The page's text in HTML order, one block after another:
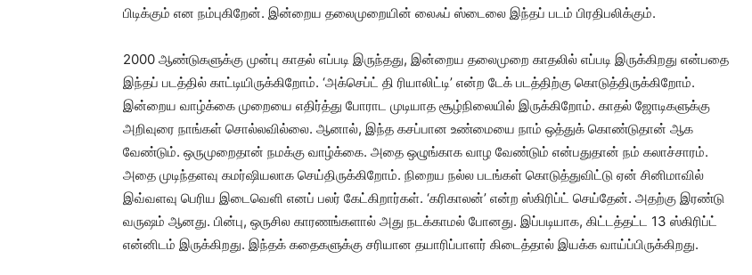
பிடிக்கும் என நம்புகிறேன். இன்றைய தலைமுறையின் லைஃப் ஸ்டைலை இந்தப் படம் பிரதிபலிக்கும்.
2000 ஆண்டுகளுக்கு முன்பு காதல் எப்படி இருந்தது, இன்றைய தலைமுறை காதலில் எப்படி இருக்கிறது என்பதை
இந்தப் படத்தில் காட்டியிருக்கிறோம். ‘அக்செப்ட் தி ரியாலிட்டி’ என்ற டேக் படத்திற்கு கொடுத்திருக்கிறோம்.
இன்றைய வாழ்க்கை முறையை எதிர்த்து போராட முடியாத சூழ்நிலையில் இருக்கிறோம். காதல் ஜோடிகளுக்கு
அறிவுரை நாங்கள் சொல்லவில்லை. ஆனால், இந்த கசப்பான உண்மையை நாம் ஒத்துக் கொண்டுதான் ஆக
வேண்டும். ஒருமுறைதான் நமக்கு வாழ்க்கை. அதை ஒழுங்காக வாழ வேண்டும் என்பதுதான் நம் கலாச்சாரம்.
அதை முடிந்தளவு கமர்ஷியலாக செய்திருக்கிறோம். நிறைய நல்ல படங்கள் கொடுத்துவிட்டு ஏன் சினிமாவில்
இவ்வளவு பெரிய இடைவெளி எனப் பலர் கேட்கிறார்கள். ‘கரிகாலன்’ என்ற ஸ்கிரிப்ட் செய்தேன். அதற்கு இரண்டு
வருஷம் ஆனது. பின்பு, ஒருசில காரணங்களால் அது நடக்காமல் போனது. இப்படியாக, கிட்டத்தட்ட 13 ஸ்கிரிப்ட்
என்னிடம் இருக்கிறது. இந்தக் கதைகளுக்கு சரியான தயாரிப்பாளர் கிடைத்தால் இயக்க வாய்ப்பிருக்கிறது.